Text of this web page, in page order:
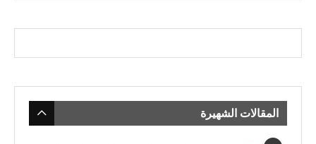
المقالات الشهيرة